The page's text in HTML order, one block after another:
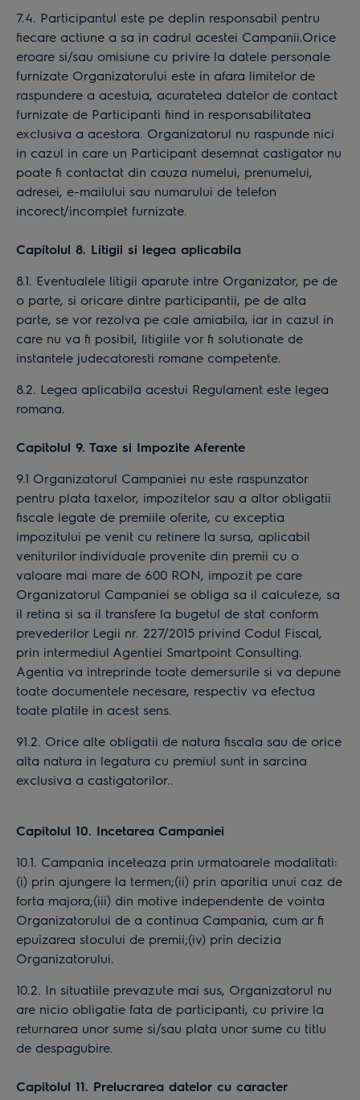
7.4. Participantul este pe deplin responsabil pentru
fiecare actiune a sa in cadrul acestei Campanii.Orice
eroare si/sau omisiune cu privire la datele personale
furnizate Organizatorului este in afara limitelor de
raspundere a acestuia, acuratetea datelor de contact
furnizate de Participanti fiind in responsabilitatea
exclusiva a acestora. Organizatorul nu raspunde nici
in cazul in care un Participant desemnat castigator nu
poate fi contactat din cauza numelui, prenumelui,
adresei, e-mailului sau numarului de telefon
incorect/incomplet furnizate.
Capitolul 8. Litigii si legea aplicabila
8.1. Eventualele litigii aparute intre Organizator, pe de
o parte, si oricare dintre participantii, pe de alta
parte, se vor rezolva pe cale amiabila, iar in cazul in
care nu va fi posibil, litigiile vor fi solutionate de
instantele judecatoresti romane competente.
8.2. Legea aplicabila acestui Regulament este legea
romana.
Capitolul 9. Taxe si Impozite Aferente
9.1 Organizatorul Campaniei nu este raspunzator
pentru plata taxelor, impozitelor sau a altor obligatii
fiscale legate de premiile oferite, cu exceptia
impozitului pe venit cu retinere la sursa, aplicabil
veniturilor individuale provenite din premii cu o
valoare mai mare de 600 RON, impozit pe care
Organizatorul Campaniei se obliga sa il calculeze, sa
il retina si sa il transfere la bugetul de stat conform
prevederilor Legii nr. 227/2015 privind Codul Fiscal,
prin intermediul Agentiei Smartpoint Consulting.
Agentia va intreprinde toate demersurile si va depune
toate documentele necesare, respectiv va efectua
toate platile in acest sens.
91.2. Orice alte obligatii de natura fiscala sau de orice
alta natura in legatura cu premiul sunt in sarcina
exclusiva a castigatorilor..
Capitolul 10. Incetarea Campaniei
10.1. Campania inceteaza prin urmatoarele modalitati:
(i) prin ajungere la termen;(ii) prin aparitia unui caz de
forta majora;(iii) din motive independente de vointa
Organizatorului de a continua Campania, cum ar fi
epuizarea stocului de premii;(iv) prin decizia
Organizatorului.
10.2. In situatiile prevazute mai sus, Organizatorul nu
are nicio obligatie fata de participanti, cu privire la
returnarea unor sume si/sau plata unor sume cu titlu
de despagubire.
Capitolul 11. Prelucrarea datelor cu caracter